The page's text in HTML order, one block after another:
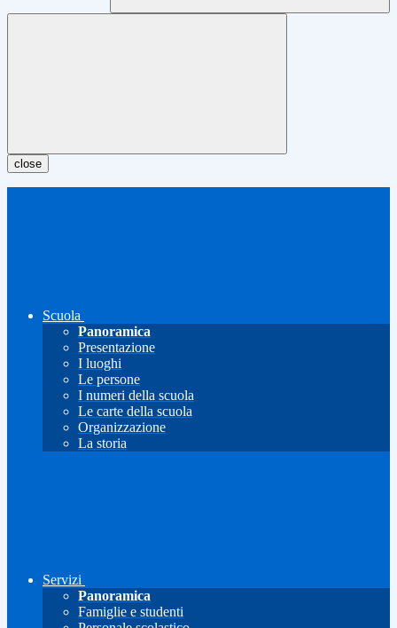
close
Scuola
Panoramica
Presentazione
I luoghi
Le persone
I numeri della scuola
Le carte della scuola
Organizzazione
La storia
Servizi
Panoramica
Famiglie e studenti